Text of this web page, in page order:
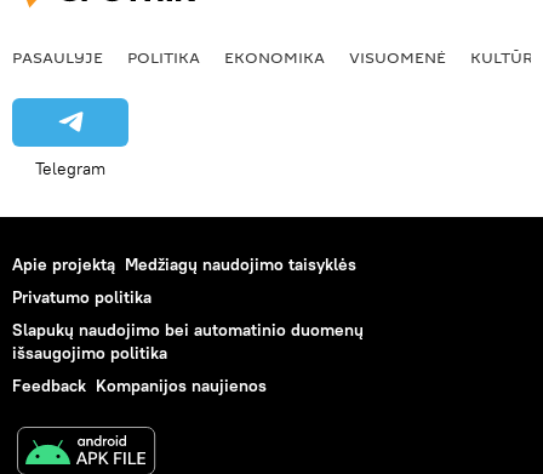
PASAULYJE POLITIKA EKONOMIKA VISUOMENĖ KULTŪRA
Telegram
Apie projektą Medžiagų naudojimo taisyklės
Privatumo politika
Slapukų naudojimo bei automatinio duomenų
išsaugojimo politika
Feedback Kompanijos naujienos